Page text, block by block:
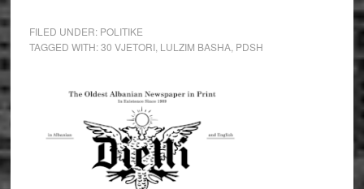
FILED UNDER: POLITIKE
TAGGED WITH:30 VJETORI, LULZIM BASHA, PDSH